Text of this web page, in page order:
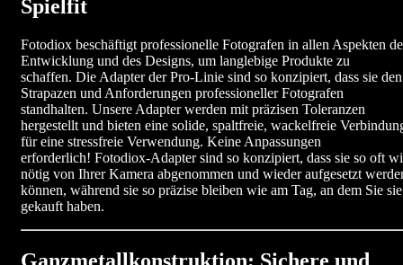
Spielfit
Fotodiox beschäftigt professionelle Fotografen in allen Aspekten
Entwicklung und des Designs, um langlebige Produkte zu
schaffen. Die Adapter der Pro-Linie sind so konzipiert, dass sie den
Strapazen und Anforderungen professioneller Fotografen
standhalten. Unsere Adapter werden mit präzisen Toleranzen
hergestellt und bieten eine solide, spaltfreie, wackelfreie
für eine stressfreie Verwendung. Keine Anpassungen
erforderlich! Fotodiox-Adapter sind so konzipiert, dass sie so oft
nötig von Ihrer Kamera abgenommen und wieder aufgesetzt
können, während sie so präzise bleiben wie am Tag, an dem Sie sie
gekauft haben.
Ganzmetallkonstruktion; Sichere und